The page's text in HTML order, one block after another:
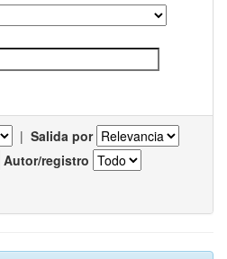
| Salida por
Autor/registro